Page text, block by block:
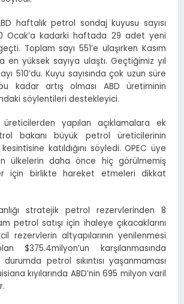
haftalık petrol sondaj kuyusu sayısı
Ocak’a kadarki haftada 29 adet yeni
Toplam sayı 551’e ulaşırken Kasım
en yüksek sayıya ulaştı. Geçtiğimiz yıl
510’du. Kuyu sayısında çok uzun süre
kadar artış olması ABD üretiminin
söylentileri destekleyici.
yapılan açıklamalara ek
bakanı büyük petrol üreticilerinin
katıldığını söyledi. OPEC üye
ülkelerin daha önce hiç görülmemiş
için birlikte hareket etmeleri dikkat
stratejik petrol rezervlerinden 8
petrol satışı için ihaleye çıkacaklarını
rezervlerin altyapılarının yenilenmesi
$375.4milyon’un karşılanmasında
durumda petrol sıkıntısı yaşanmaması
kıyılarında ABD’nin 695 milyon varil